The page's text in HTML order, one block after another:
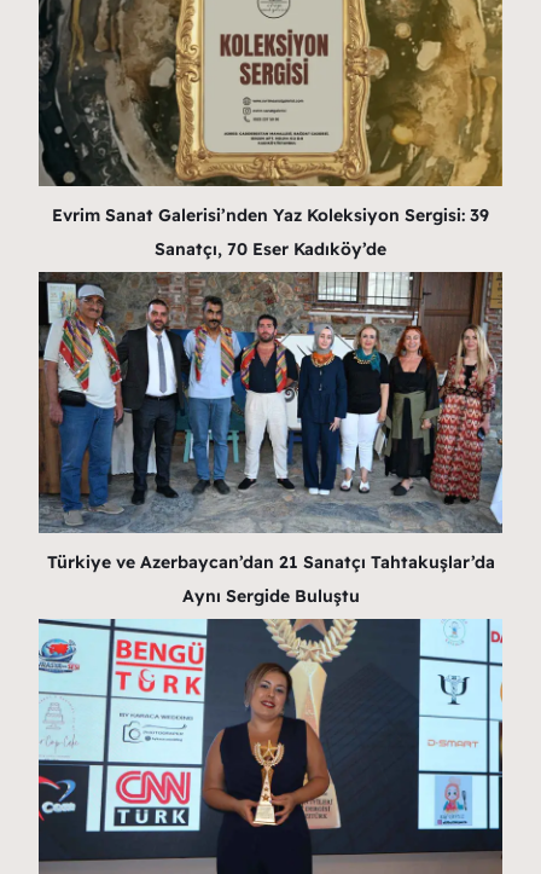
Evrim Sanat Galerisi’nden Yaz Koleksiyon Sergisi: 39
Sanatçı, 70 Eser Kadıköy’de
Türkiye ve Azerbaycan’dan 21 Sanatçı Tahtakuşlar’da
Aynı Sergide Buluştu